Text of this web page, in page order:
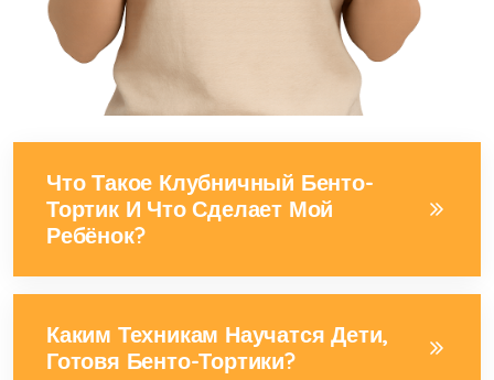
Что Такое Клубничный Бенто-
Тортик И Что Сделает Мой
Ребёнок?
Каким Техникам Научатся Дети,
Готовя Бенто-Тортики?